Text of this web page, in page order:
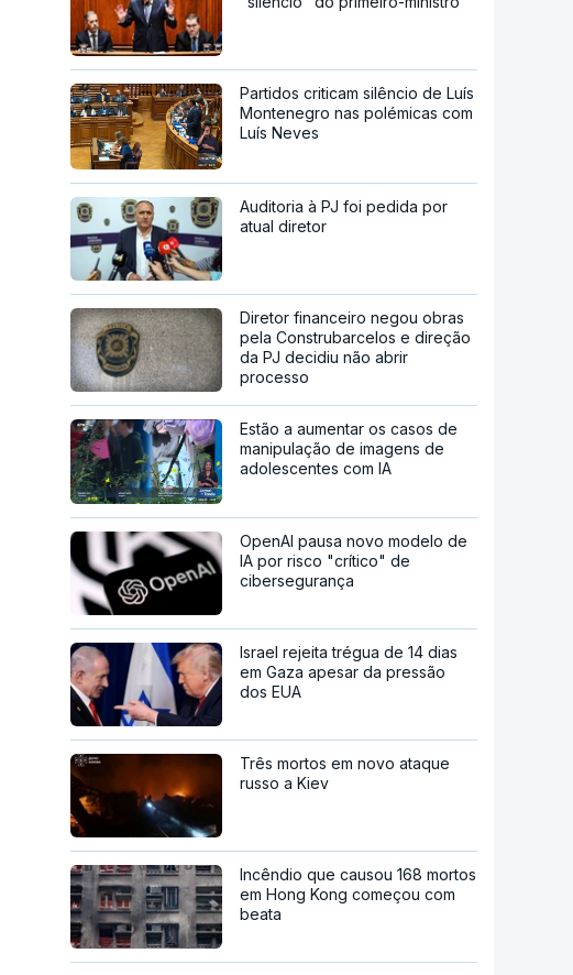
Partidos criticam silêncio de Luís
Montenegro nas polémicas com
Luís Neves
Auditoria à PJ foi pedida por
atual diretor
Diretor financeiro negou obras
pela Construbarcelos e direção
da PJ decidiu não abrir
processo
Estão a aumentar os casos de
manipulação de imagens de
adolescentes com IA
OpenAI pausa novo modelo de
IA por risco "crítico" de
cibersegurança
Israel rejeita trégua de 14 dias
em Gaza apesar da pressão
dos EUA
Três mortos em novo ataque
russo a Kiev
Incêndio que causou 168 mortos
em Hong Kong começou com
beata